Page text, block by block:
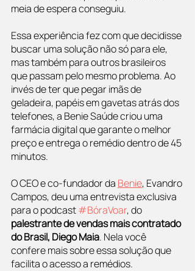
meia de espera conseguiu.
Essa experiência fez com que decidisse
buscar uma solução não só para ele,
mas também para outros brasileiros
que passam pelo mesmo problema. Ao
invés de ter que pegar imãs de
geladeira, papéis em gavetas atrás dos
telefones, a Benie Saúde criou uma
farmácia digital que garante o melhor
preço e entrega o remédio dentro de 45
minutos.
O CEO e co-fundador da Benie, Evandro
Campos, deu uma entrevista exclusiva
para o podcast #BóraVoar, do
palestrante de vendas mais contratado
do Brasil, Diego Maia. Nela você
confere mais sobre essa solução que
facilita o acesso a remédios.